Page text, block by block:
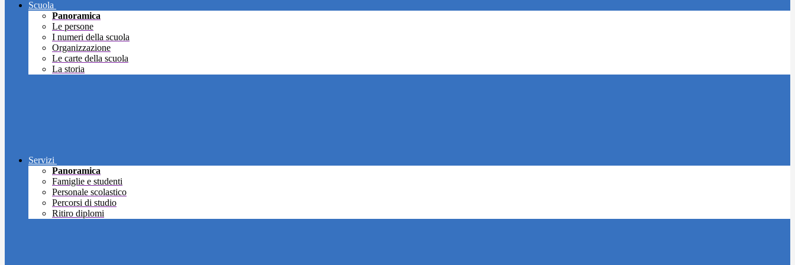
Scuola
Panoramica
Le persone
I numeri della scuola
Organizzazione
Le carte della scuola
La storia
Servizi
Panoramica
Famiglie e studenti
Personale scolastico
Percorsi di studio
Ritiro diplomi